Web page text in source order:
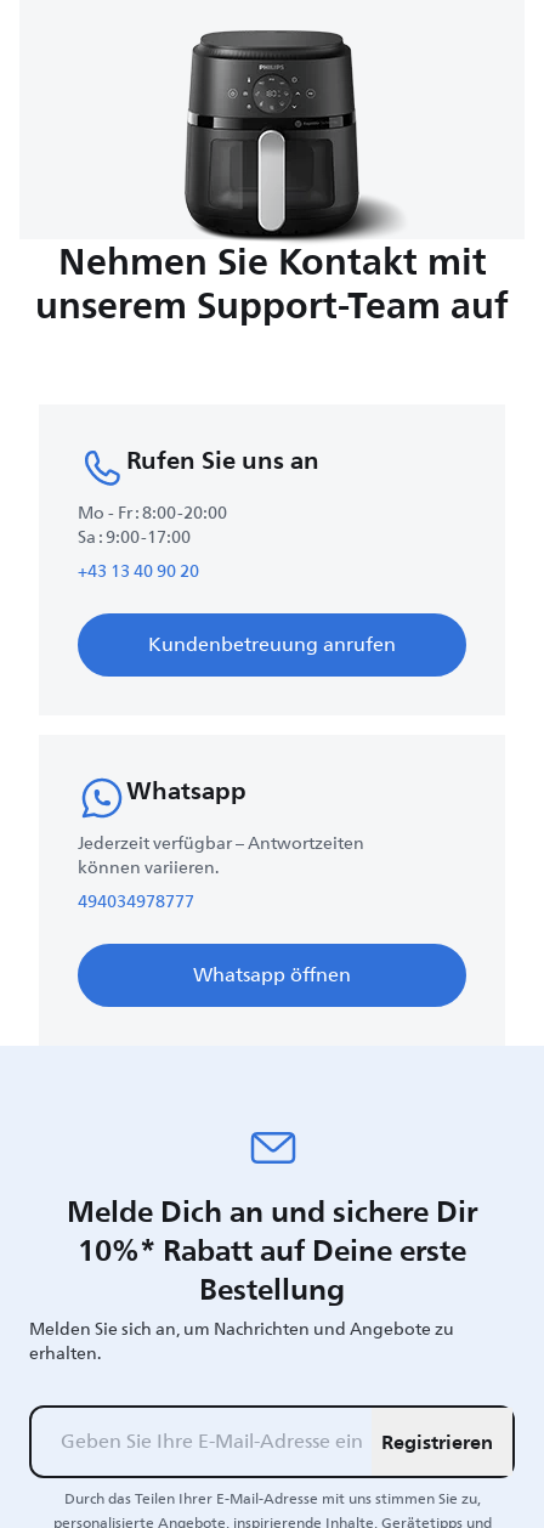
Nehmen Sie Kontakt mit
unserem Support-Team auf
Rufen Sie uns an
Mo - Fr : 8:00-20:00
Sa : 9:00-17:00
+43 13 40 90 20
Kundenbetreuung anrufen
Whatsapp
Jederzeit verfügbar – Antwortzeiten
können variieren.
494034978777
Whatsapp öffnen
Melde Dich an und sichere Dir
10%* Rabatt auf Deine erste
Bestellung
Melden Sie sich an, um Nachrichten und Angebote zu
erhalten.
Registrieren
Durch das Teilen Ihrer E-Mail-Adresse mit uns stimmen Sie zu,